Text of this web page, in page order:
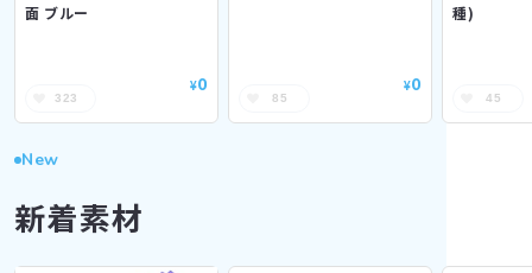
面 ブルー
323
¥0
85
¥0
種)
45
New
新着素材